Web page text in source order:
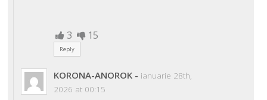
3 15
Reply
KORONA-ANOROK - ianuarie 28th,
2026 at 00:15